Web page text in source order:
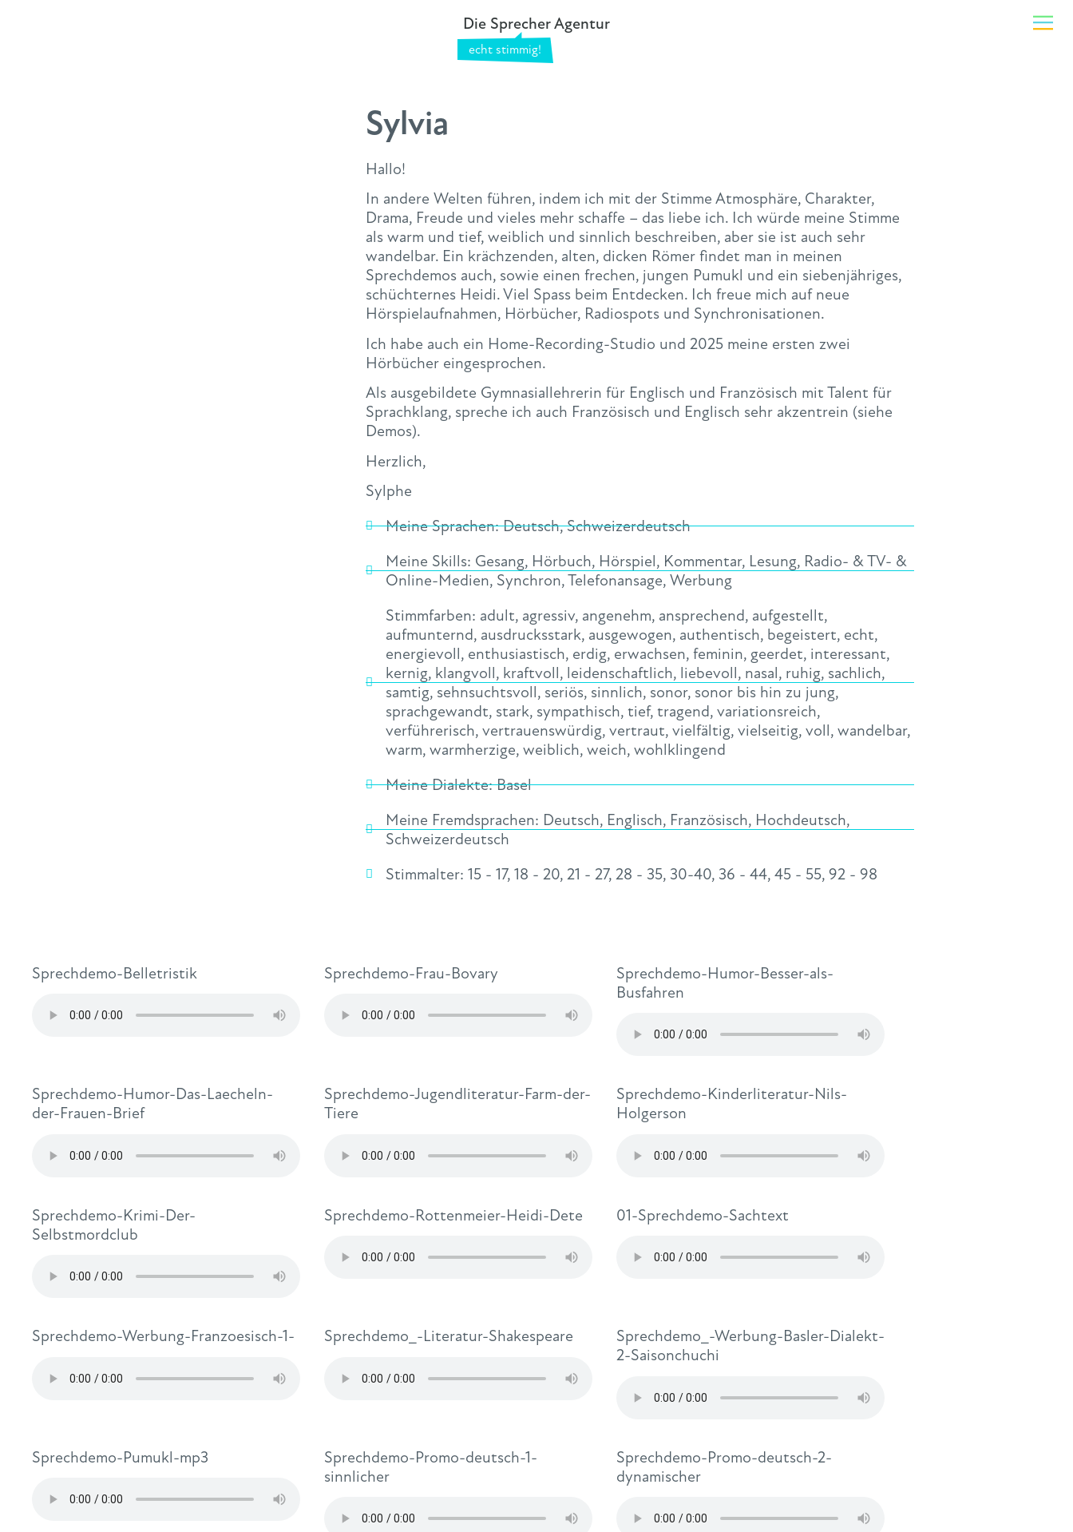
Die Sprecher Agentur
Sylvia
Hallo!
In andere Welten führen, indem ich mit der Stimme Atmosphäre, Charakter,
Drama, Freude und vieles mehr schaffe – das liebe ich. Ich würde meine Stimme
als warm und tief, weiblich und sinnlich beschreiben, aber sie ist auch sehr
wandelbar. Ein krächzenden, alten, dicken Römer findet man in meinen
Sprechdemos auch, sowie einen frechen, jungen Pumukl und ein siebenjähriges,
schüchternes Heidi. Viel Spass beim Entdecken. Ich freue mich auf neue
Hörspielaufnahmen, Hörbücher, Radiospots und Synchronisationen.
Ich habe auch ein Home-Recording-Studio und 2025 meine ersten zwei
Hörbücher eingesprochen.
Als ausgebildete Gymnasiallehrerin für Englisch und Französisch mit Talent für
Sprachklang, spreche ich auch Französisch und Englisch sehr akzentrein (siehe
Demos).
Herzlich,
Sylphe
Meine Sprachen:Deutsch,Schweizerdeutsch
Meine Skills: Gesang, Hörbuch, Hörspiel, Kommentar, Lesung, Radio- & TV- &
Online-Medien, Synchron,Telefonansage, Werbung
Stimmfarben: adult, agressiv, angenehm, ansprechend, aufgestellt,
aufmunternd, ausdrucksstark, ausgewogen, authentisch, begeistert, echt,
energievoll, enthusiastisch, erdig, erwachsen, feminin, geerdet, interessant,
kernig, klangvoll, kraftvoll, leidenschaftlich, liebevoll, nasal, ruhig, sachlich,
samtig, sehnsuchtsvoll, seriös, sinnlich, sonor, sonor bis hin zu jung,
sprachgewandt, stark, sympathisch, tief, tragend, variationsreich,
verführerisch, vertrauenswürdig, vertraut, vielfältig, vielseitig, voll, wandelbar,
warm, warmherzige, weiblich, weich, wohlklingend
Meine Dialekte:Basel
Meine Fremdsprachen: Deutsch, Englisch, Französisch, Hochdeutsch,
Schweizerdeutsch
Stimmalter: 15 - 17, 18 - 20, 21 - 27, 28 - 35, 30-40, 36 - 44, 45 - 55, 92 - 98
Sprechdemo-Belletristik Sprechdemo-Frau-Bovary
Sprechdemo-Humor-Besser-als-
Busfahren
Sprechdemo-Humor-Das-Laecheln-
der-Frauen-Brief
Sprechdemo-Jugendliteratur-Farm-der-
Tiere
Sprechdemo-Kinderliteratur-Nils-
Holgerson
Sprechdemo-Krimi-Der-
Selbstmordclub
Sprechdemo-Rottenmeier-Heidi-Dete 01-Sprechdemo-Sachtext
Sprechdemo-Werbung-Franzoesisch-1- Sprechdemo_-Literatur-Shakespeare
Sprechdemo_-Werbung-Basler-Dialekt-
2-Saisonchuchi
Sprechdemo-Pumukl-mp3
Sprechdemo-Promo-deutsch-1-
sinnlicher
Sprechdemo-Promo-deutsch-2-
dynamischer